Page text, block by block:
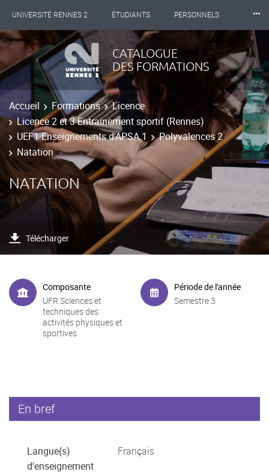
UNIVERSITÉ RENNES 2 ÉTUDIANTS PERSONNELS
INTERNATIONAL PROFESSIONNELS BIBLIOTHÈQUES
LES NOUVELLES DE RENNES 2
⸱⸱⸱
CATALOGUE
DES FORMATIONS
Accueil Formations
Licence
Licence 2 et 3 Entrainement sportif (Rennes)
UEF1 Enseignements d'APSA 1
Polyvalences 2
Natation
NATATION
Télécharger
Composante
UFR Sciences et
techniques des
activités physiques et
sportives
Période de l'année
Semestre 3
En bref
Langue(s)
d'enseignement
Français